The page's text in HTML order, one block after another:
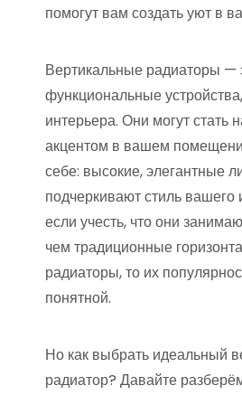
помогут вам создать уют в
Вертикальные радиаторы —
функциональные
интерьера. Они могут стать
акцентом в вашем
себе: высокие, элегантные
подчеркивают стиль вашего
если учесть, что они
чем традиционные
радиаторы, то их
понятной.
Но как выбрать идеальный
радиатор? Давайте